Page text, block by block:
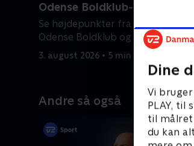
Dine
Vi
PLAY, til
til
du kan
Odense Boldklub-Sønderjyske
Se højdepunkter fra kampen
Odense Boldklub og Sønderjyske.
3. august 2026 • 5 min
Andre så også